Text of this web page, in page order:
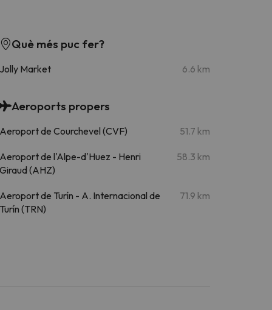
Què més puc fer?
Jolly Market 6.6 km
Aeroports propers
Aeroport de Courchevel (CVF) 51.7 km
Aeroport de l'Alpe-d'Huez - Henri
Giraud (AHZ)
58.3 km
Aeroport de Turín - A. Internacional de
Turín (TRN)
71.9 km